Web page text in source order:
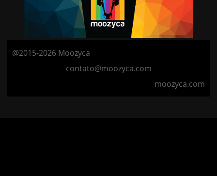
@2015-2026 Moozyca
contato@moozyca.com
moozyca.com